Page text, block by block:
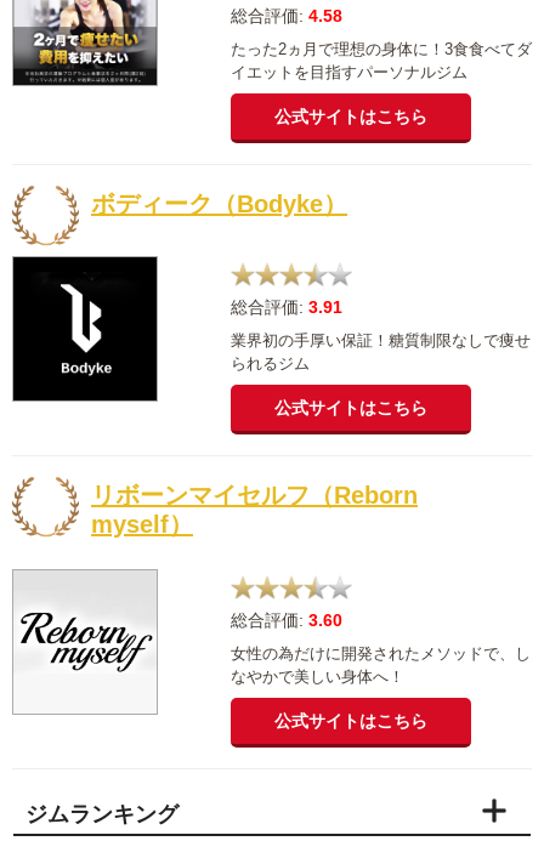
総合評価: 4.58
たった2ヵ月で理想の身体に！3食食べてダ
イエットを目指すパーソナルジム
公式サイトはこちら
ボディーク（Bodyke）
総合評価: 3.91
業界初の手厚い保証！糖質制限なしで痩せ
られるジム
公式サイトはこちら
リボーンマイセルフ（Reborn
myself）
総合評価: 3.60
女性の為だけに開発されたメソッドで、し
なやかで美しい身体へ！
公式サイトはこちら
ジムランキング